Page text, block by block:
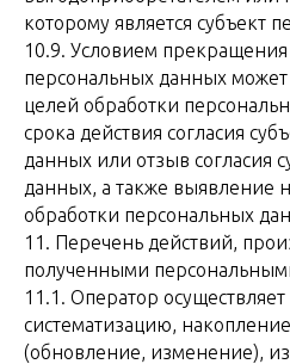
которому является субъект
10.9. Условием
персональных данных может
целей обработки
срока действия согласия
данных или отзыв согласия
данных, а также выявление
обработки персональных
11. Перечень действий,
полученными
11.1. Оператор осуществляет
систематизацию,
(обновление, изменение),